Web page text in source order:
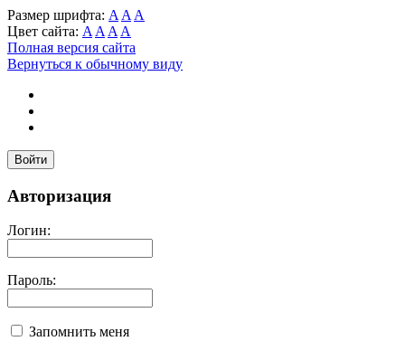
Размер шрифта: A A A
Цвет сайта: A A A A
Полная версия сайта
Вернуться к обычному виду
Войти
Авторизация
Логин:
Пароль:
Запомнить меня